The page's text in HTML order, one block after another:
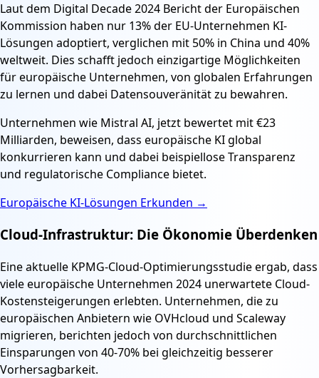
Laut dem Digital Decade 2024 Bericht der Europäischen
Kommission haben nur 13% der EU-Unternehmen KI-
Lösungen adoptiert, verglichen mit 50% in China und 40%
weltweit. Dies schafft jedoch einzigartige Möglichkeiten
für europäische Unternehmen, von globalen Erfahrungen
zu lernen und dabei Datensouveränität zu bewahren.
Unternehmen wie Mistral AI, jetzt bewertet mit €23
Milliarden, beweisen, dass europäische KI global
konkurrieren kann und dabei beispiellose Transparenz
und regulatorische Compliance bietet.
Europäische KI-Lösungen Erkunden →
Cloud-Infrastruktur: Die Ökonomie Überdenken
Eine aktuelle KPMG-Cloud-Optimierungsstudie ergab, dass
viele europäische Unternehmen 2024 unerwartete Cloud-
Kostensteigerungen erlebten. Unternehmen, die zu
europäischen Anbietern wie OVHcloud und Scaleway
migrieren, berichten jedoch von durchschnittlichen
Einsparungen von 40-70% bei gleichzeitig besserer
Vorhersagbarkeit.